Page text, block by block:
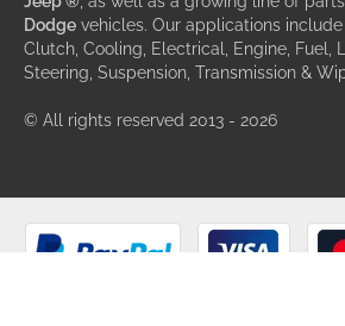
Dodge vehicles. Our applications include
Clutch, Cooling, Electrical, Engine, Fuel,
Steering, Suspension, Transmission &
© All rights reserved 2013 - 2026